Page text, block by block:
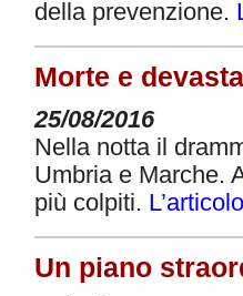
della prevenzione.
Morte e
25/08/2016
Nella notta il
Umbria e Marche.
più colpiti.
Un piano